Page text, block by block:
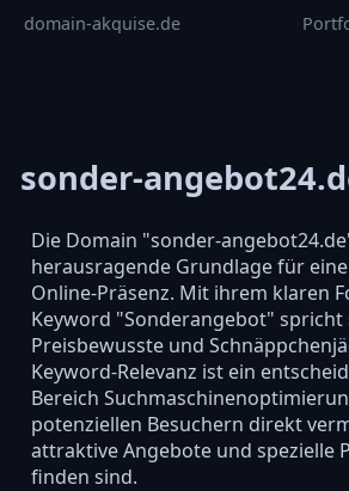
domain-akquise.de
sonder-
Die Domain "sonder-
herausragende Grundlage für
Online-Präsenz. Mit ihrem klaren
Keyword "Sonderangebot" spricht
Preisbewusste und
Keyword-Relevanz ist ein
Bereich
potenziellen Besuchern direkt
attraktive Angebote und spezielle
finden sind.